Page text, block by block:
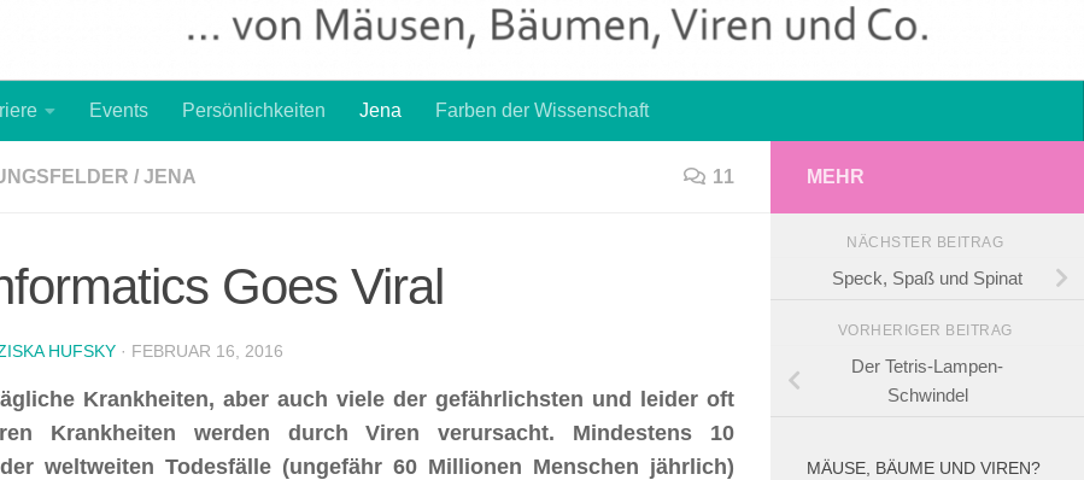
Events Persönlichkeiten Jena Farben der Wissenschaft
/ JENA 11
Goes Viral
HUFSKY · FEBRUAR 16, 2016
Krankheiten, aber auch viele der gefährlichsten und leider oft
Krankheiten werden durch Viren verursacht. Mindestens 10
weltweiten Todesfälle (ungefähr 60 Millionen Menschen jährlich)
MEHR
NÄCHSTER BEITRAG
Speck, Spaß und Spinat
VORHERIGER BEITRAG
Der Tetris-Lampen-
Schwindel
MÄUSE, BÄUME UND VIREN?